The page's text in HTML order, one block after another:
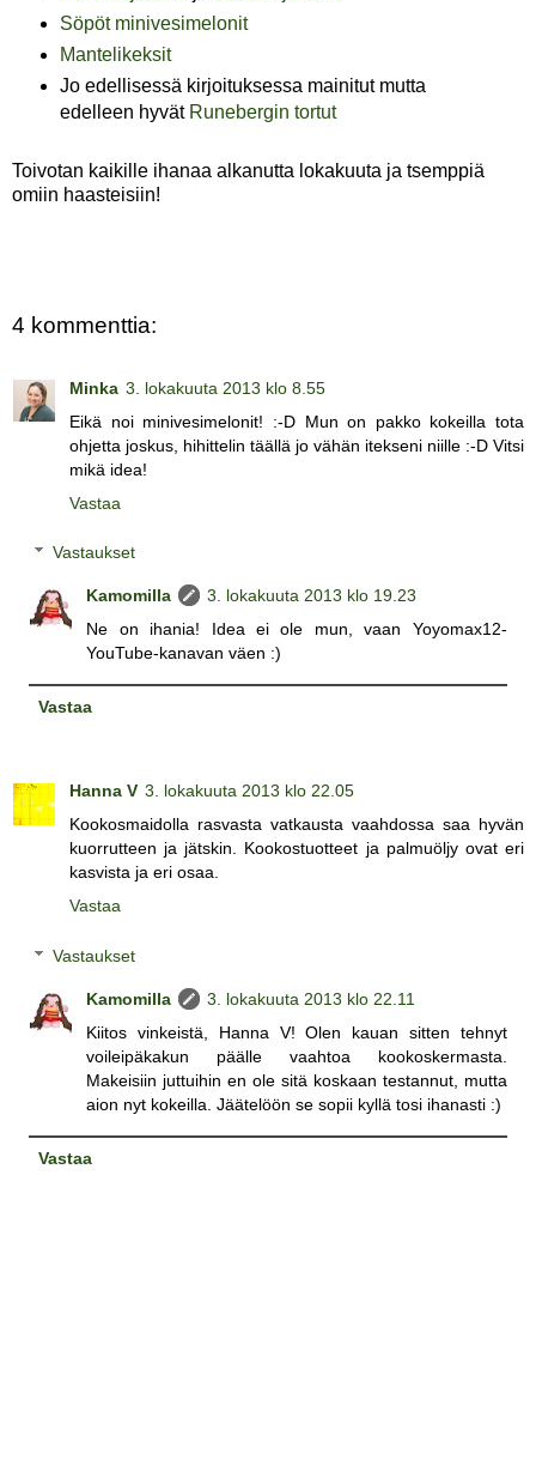
Söpöt minivesimelonit
Mantelikeksit
Jo edellisessä kirjoituksessa mainitut mutta
edelleen hyvät Runebergin tortut
Toivotan kaikille ihanaa alkanutta lokakuuta ja tsemppiä
omiin haasteisiin!
4 kommenttia:
Minka 3. lokakuuta 2013 klo 8.55
Eikä noi minivesimelonit! :-D Mun on pakko kokeilla tota
ohjetta joskus, hihittelin täällä jo vähän itekseni niille :-D Vitsi
mikä idea!
Vastaa
Vastaukset
Kamomilla
3. lokakuuta 2013 klo 19.23
Ne on ihania! Idea ei ole mun, vaan Yoyomax12-
YouTube-kanavan väen :)
Vastaa
Hanna V 3. lokakuuta 2013 klo 22.05
Kookosmaidolla rasvasta vatkausta vaahdossa saa hyvän
kuorrutteen ja jätskin. Kookostuotteet ja palmuöljy ovat eri
kasvista ja eri osaa.
Vastaa
Vastaukset
Kamomilla
3. lokakuuta 2013 klo 22.11
Kiitos vinkeistä, Hanna V! Olen kauan sitten tehnyt
voileipäkakun päälle vaahtoa kookoskermasta.
Makeisiin juttuihin en ole sitä koskaan testannut, mutta
aion nyt kokeilla. Jäätelöön se sopii kyllä tosi ihanasti :)
Vastaa